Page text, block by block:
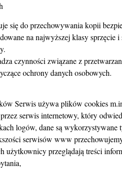
się do przechowywania kopii
na najwyższej klasy
czynności związane z
ochrony danych osobowych.
Serwis używa plików cookies
serwis internetowy, który
logów, dane są
serwisów www
użytkownicy przeglądają treści